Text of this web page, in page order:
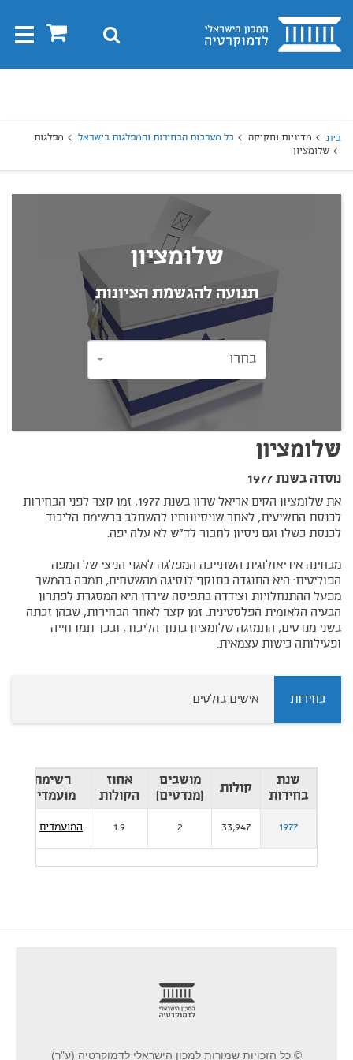
בית 0 חיפוש
בית מדיניות וחקיקה כל מערכות הבחירות והמפלגות בישראל
מפלגות
שלומציון
שלומציון
תנועה להגשמת הציונות
בחרו
שלומציון
נוסדה בשנת 1977
את שלומציון הקים אריאל שרון בשנת 1977, זמן קצר לפני הבחירות
לכנסת התשיעית, לאחר שניסיונותיו להשתלב ברשימת הליכוד
לכנסת כשלו וגם ניסיון לחבור לד"ש לא עלה יפה.
מבחינה אידיאולוגית השתייכה המפלגה לאגף הניצי של המפה
הפוליטית: היא התנגדה בתוקף לנסיגה מהשטחים, תמכה בהמשך
מפעל ההתנחלויות וצידדה בתפיסה שירדן היא המסגרת לפתרון
הבעיה הלאומית הפלסטינית. זמן קצר לאחר הבחירות, שבהן זכתה
בשני מנדטים, התמזגה שלומציון בתוך הליכוד, ובכך תמו חייה
ופעילותה כישות עצמאית.
בחירות אישים בולטים
שנת
בחירות
קולות
מושבים
(מנדטים)
אחוז
הקולות
רשימת
מועמדים
1977
33,947
2
1.9 המועמדים
© כל הזכויות שמורות למכון הישראלי לדמוקרטיה (ע"ר)